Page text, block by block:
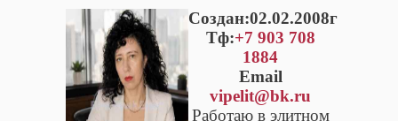
Cоздан:02.02.2008г
Тф:+7 903 708
1884
Email
vipelit@bk.ru
Работаю в элитном